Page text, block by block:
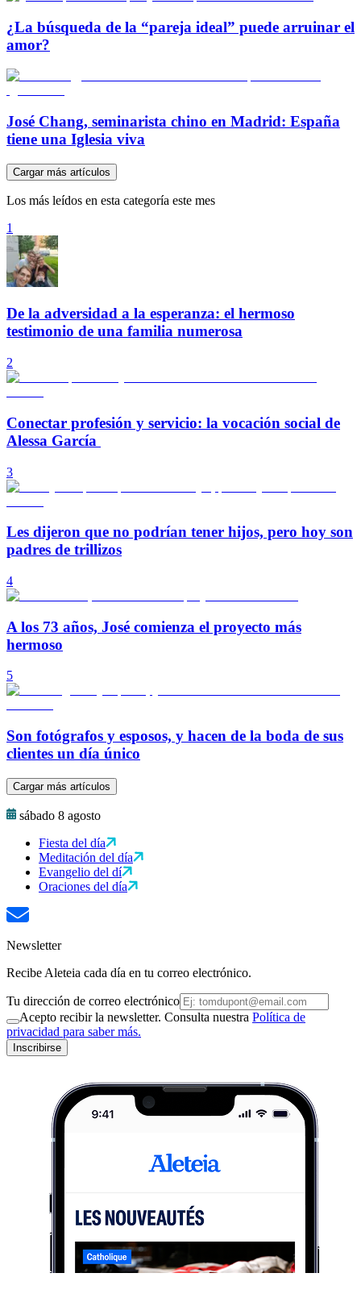
¿La búsqueda de la “pareja ideal” puede arruinar el
amor?
José Chang, seminarista chino en Madrid: España
tiene una Iglesia viva
Cargar más artículos
Los más leídos en esta categoría este mes
1
De la adversidad a la esperanza: el hermoso
testimonio de una familia numerosa
2
Conectar profesión y servicio: la vocación social de
Alessa García
3
Les dijeron que no podrían tener hijos, pero hoy son
padres de trillizos
4
A los 73 años, José comienza el proyecto más
hermoso
5
Son fotógrafos y esposos, y hacen de la boda de sus
clientes un día único
Cargar más artículos
sábado 8 agosto
Fiesta del día
Meditación del día
Evangelio del dí
Oraciones del día
Newsletter
Recibe Aleteia cada día en tu correo electrónico.
Tu dirección de correo electrónico
Acepto recibir la newsletter. Consulta nuestra Política de
privacidad para saber más.
Inscribirse